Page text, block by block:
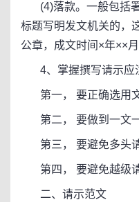
(4)落款。一般包括署
标题写明发文机关的，
公章，成文时间×年××月
4、掌握撰写请示应
第一， 要正确选用
第二， 要做到一文一
第三， 要避免多头请
第四， 要避免越级请
二、请示范文